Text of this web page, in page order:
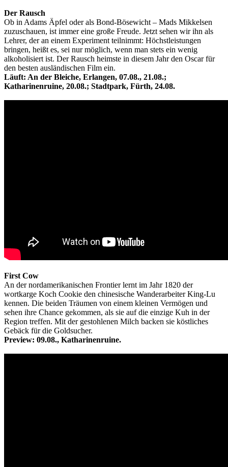
Der Rausch
Ob in Adams Äpfel oder als Bond-Bösewicht – Mads Mikkelsen
zuzuschauen, ist immer eine große Freude. Jetzt sehen wir ihn als
Lehrer, der an einem Experiment teilnimmt: Höchstleistungen
bringen, heißt es, sei nur möglich, wenn man stets ein wenig
alkoholisiert ist. Der Rausch heimste in diesem Jahr den Oscar für
den besten ausländischen Film ein.
Läuft: An der Bleiche, Erlangen, 07.08., 21.08.;
Katharinenruine, 20.08.; Stadtpark, Fürth, 24.08.
First Cow
An der nordamerikanischen Frontier lernt im Jahr 1820 der
wortkarge Koch Cookie den chinesische Wanderarbeiter King-Lu
kennen. Die beiden Träumen von einem kleinen Vermögen und
sehen ihre Chance gekommen, als sie auf die einzige Kuh in der
Region treffen. Mit der gestohlenen Milch backen sie köstliches
Gebäck für die Goldsucher.
Preview: 09.08., Katharinenruine.